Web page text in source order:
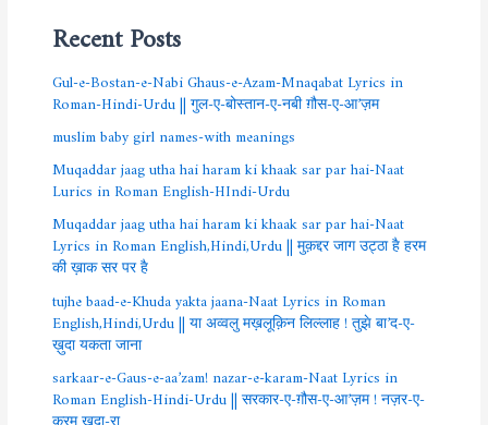
Recent Posts
Gul-e-Bostan-e-Nabi Ghaus-e-Azam-Mnaqabat Lyrics in
Roman-Hindi-Urdu || गुल-ए-बोस्तान-ए-नबी ग़ौस-ए-आ’ज़म
muslim baby girl names-with meanings
Muqaddar jaag utha hai haram ki khaak sar par hai-Naat
Lurics in Roman English-HIndi-Urdu
Muqaddar jaag utha hai haram ki khaak sar par hai-Naat
Lyrics in Roman English,Hindi,Urdu || मुक़द्दर जाग उट्ठा है हरम
की ख़ाक सर पर है
tujhe baad-e-Khuda yakta jaana-Naat Lyrics in Roman
English,Hindi,Urdu || या अव्वलु मख़लूक़िन लिल्लाह ! तुझे बा’द-ए-
ख़ुदा यकता जाना
sarkaar-e-Gaus-e-aa’zam! nazar-e-karam-Naat Lyrics in
Roman English-Hindi-Urdu || सरकार-ए-ग़ौस-ए-आ’ज़म ! नज़र-ए-
करम ख़ुदा-रा